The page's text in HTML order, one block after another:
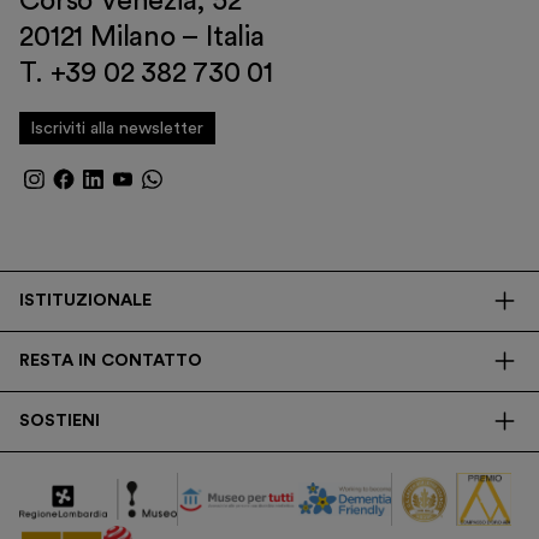
20121 Milano – Italia
T. +39 02 382 730 01
Iscriviti alla newsletter
ISTITUZIONALE
Trasparenza
Ricerca
RESTA IN CONTATTO
SOSTIENI
Corporate